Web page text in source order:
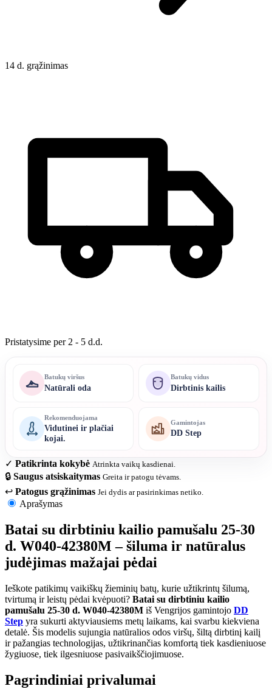
14 d. grąžinimas
Pristatysime per 2 - 5 d.d.
Batukų viršus
Natūrali oda
Batukų vidus
Dirbtinis kailis
Rekomenduojama
Vidutinei ir plačiai
kojai.
Gamintojas
DD Step
✓ Patikrinta kokybė Atrinkta vaikų kasdienai.
🔒 Saugus atsiskaitymas Greita ir patogu tėvams.
↩ Patogus grąžinimas Jei dydis ar pasirinkimas netiko.
Aprašymas
Batai su dirbtiniu kailio pamušalu 25-30
d. W040-42380M – šiluma ir natūralus
judėjimas mažajai pėdai
Ieškote patikimų vaikiškų žieminių batų, kurie užtikrintų šilumą,
tvirtumą ir leistų pėdai kvėpuoti? Batai su dirbtiniu kailio
pamušalu 25-30 d. W040-42380M iš Vengrijos gamintojo DD
Step yra sukurti aktyviausiems metų laikams, kai svarbu kiekviena
detalė. Šis modelis sujungia natūralios odos viršų, šiltą dirbtinį kailį
ir pažangias technologijas, užtikrinančias komfortą tiek kasdieniuose
žygiuose, tiek ilgesniuose pasivaikščiojimuose.
Pagrindiniai privalumai